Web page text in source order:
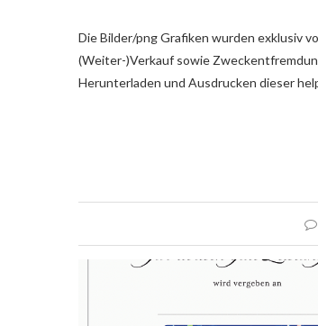
Die Bilder/png Grafiken wurden exklusiv
(Weiter-)Verkauf sowie
Herunterladen und Ausdrucken dieser